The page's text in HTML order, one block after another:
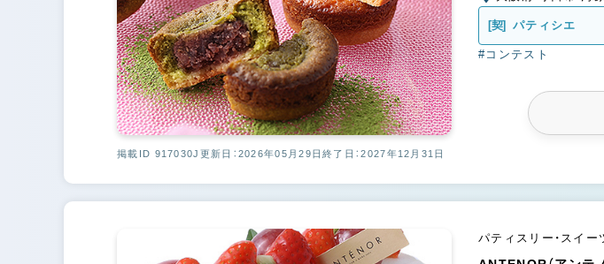
[契] パティシエ
#コンテスト
掲載ID 917030J 更新日：2026年05月29日終了日：2027年12月31日
パティスリー・スイー